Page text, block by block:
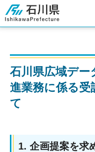
石川県
石川県広域デー
進業務に係る受
て
1. 企画提案を求